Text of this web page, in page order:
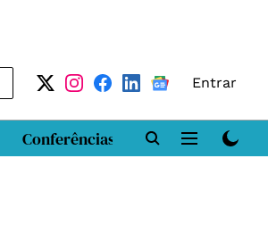
Entrar
Conferências DN LAB